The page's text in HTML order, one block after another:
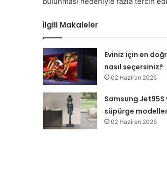
İlgili Makaleler
Eviniz için en
nasıl seçersiniz?
02 Haziran 2026
Samsung Jet95S
süpürge
02 Haziran 2026